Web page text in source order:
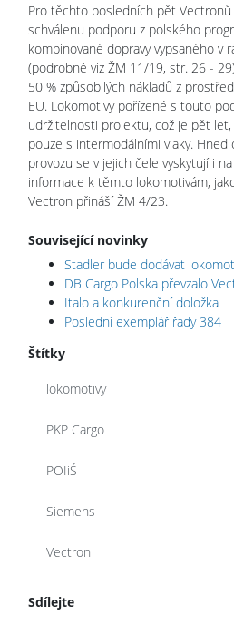
Pro těchto posledních pět Vectronů
schválenu podporu z polského
kombinované dopravy vypsaného v
(podrobně viz ŽM 11/19, str. 26 -
50 % způsobilých nákladů z
EU. Lokomotivy pořízené s touto
udržitelnosti projektu, což je pět
pouze s intermodálními vlaky. Hned
provozu se v jejich čele vyskytují i
informace k těmto lokomotivám,
Vectron přináší ŽM 4/23.
Související novinky
Stadler bude dodávat
DB Cargo Polska převzalo
Italo a konkurenční doložka
Poslední exemplář řady 384
Štítky
lokomotivy
PKP Cargo
POIiŚ
Siemens
Vectron
Sdílejte